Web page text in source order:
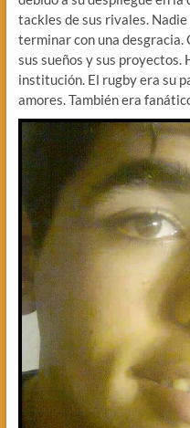
tackles de sus rivales.
terminar con una desgracia.
sus sueños y sus proyectos.
institución. El rugby era su
amores. También era